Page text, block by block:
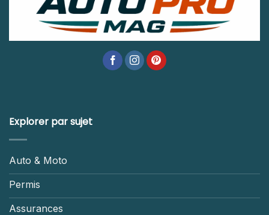
Explorer par sujet
Auto & Moto
Permis
Assurances